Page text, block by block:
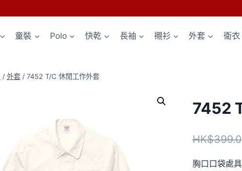
童裝 Polo 快乾 長袖 襯衫 外套 衛衣
/ 外套 / 7452 T/C 休閒工作外套
7452
HK$399.0
胸口口袋處